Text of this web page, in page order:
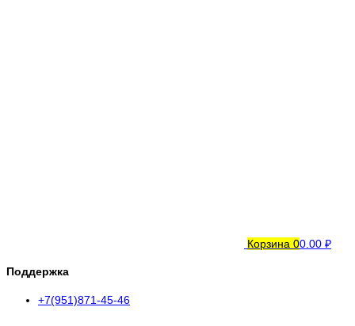
Корзина 00.00 ₽
Поддержка
+7(951)871-45-46